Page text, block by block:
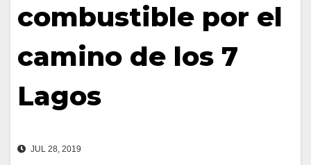
combustible por el
camino de los 7
Lagos
JUL 28, 2019